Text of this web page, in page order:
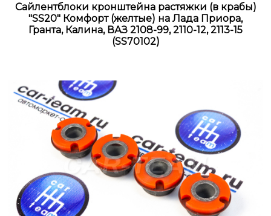
Сайлентблоки кронштейна растяжки (в крабы)
"SS20" Комфорт (желтые) на Лада Приора,
Гранта, Калина, ВАЗ 2108-99, 2110-12, 2113-15
(SS70102)